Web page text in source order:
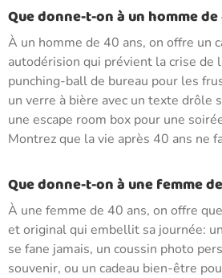
Que donne-t-on à un homme
À un homme de 40 ans, on offre un
autodérision qui prévient la crise de
punching-ball de bureau pour les
un verre à bière avec un texte drôle
une escape room box pour une
Montrez que la vie après 40 ans ne
Que donne-t-on à une femme
À une femme de 40 ans, on offre
et original qui embellit sa journée:
se fane jamais, un coussin photo
souvenir, ou un cadeau bien-être